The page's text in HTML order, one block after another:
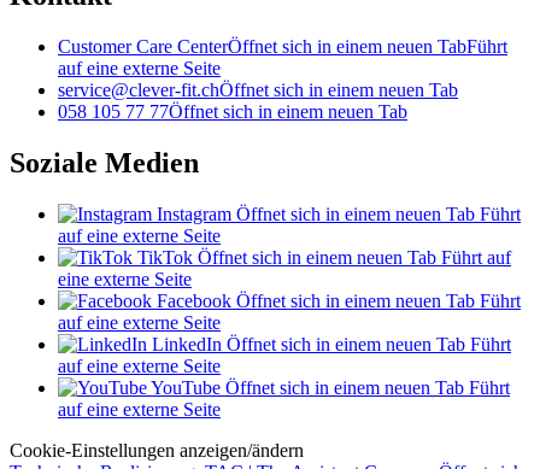
Customer Care CenterÖffnet sich in einem neuen TabFührt
auf eine externe Seite
service@clever-fit.chÖffnet sich in einem neuen Tab
058 105 77 77Öffnet sich in einem neuen Tab
Soziale Medien
Instagram Öffnet sich in einem neuen Tab Führt
auf eine externe Seite
TikTok Öffnet sich in einem neuen Tab Führt auf
eine externe Seite
Facebook Öffnet sich in einem neuen Tab Führt
auf eine externe Seite
LinkedIn Öffnet sich in einem neuen Tab Führt
auf eine externe Seite
YouTube Öffnet sich in einem neuen Tab Führt
auf eine externe Seite
Cookie-Einstellungen anzeigen/ändern